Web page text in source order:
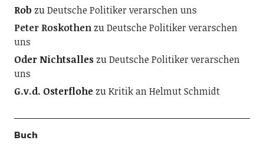
Rob zuDeutsche Politiker verarschen uns
Peter RoskothenzuDeutsche Politiker verarschen
uns
Oder NichtsalleszuDeutsche Politiker verarschen
uns
G.v.d. OsterflohezuKritik an Helmut Schmidt
Buch